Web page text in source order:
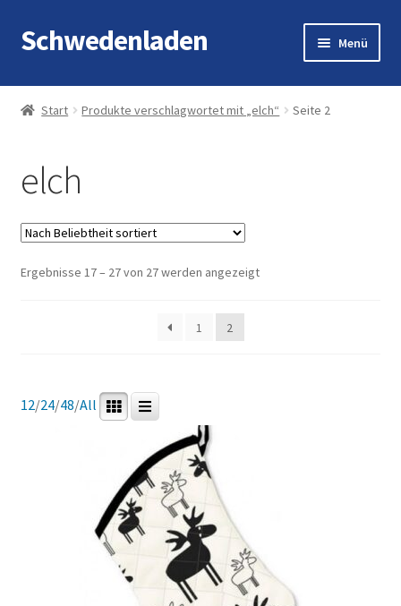
Zur
Navigation
Zum
Inhalt
Schwedenladen Menü
Start
Cart
Checkout
Impressum
Start Produkte verschlagwortet mit „elch“ Seite 2
elch
Ergebnisse 17 – 27 von 27 werden angezeigtNach
1
2
12/24/48/All